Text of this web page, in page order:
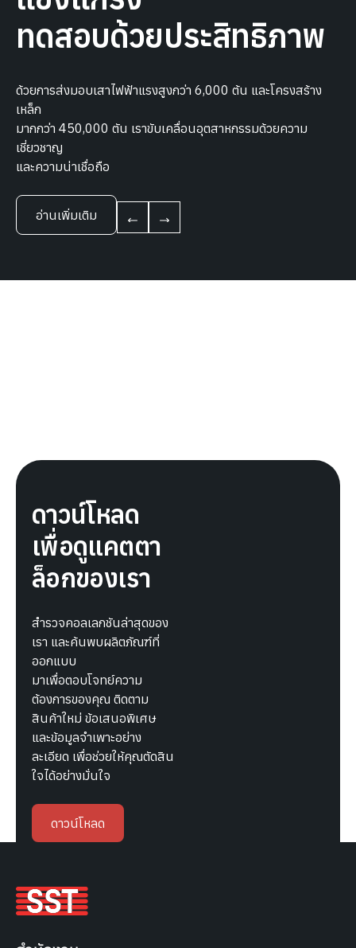
ทดสอบด้วยประสิทธิภาพ
ด้วยการส่งมอบเสาไฟฟ้าแรงสูงกว่า 6,000 ต้น และโครงสร้าง
เหล็ก
มากกว่า 450,000 ตัน เราขับเคลื่อนอุตสาหกรรมด้วยความ
เชี่ยวชาญ
และความน่าเชื่อถือ
อ่านเพิ่มเติม
ดาวน์โหลด
เพื่อดูแคตตา
ล็อกของเรา
สำรวจคอลเลกชันล่าสุดของ
เรา และค้นพบผลิตภัณฑ์ที่
ออกแบบ
มาเพื่อตอบโจทย์ความ
ต้องการของคุณ ติดตาม
สินค้าใหม่ ข้อเสนอพิเศษ
และข้อมูลจำเพาะอย่าง
ละเอียด เพื่อช่วยให้คุณตัดสิน
ใจได้อย่างมั่นใจ
ดาวน์โหลด